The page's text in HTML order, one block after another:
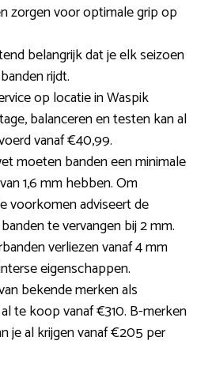
zorgen voor optimale grip op
belangrijk dat je elk seizoen
rijdt.
op locatie in Waspik
balanceren en testen kan al
vanaf €40,99.
moeten banden een minimale
1,6 mm hebben. Om
voorkomen adviseert de
te vervangen bij 2 mm.
verliezen vanaf 4 mm
eigenschappen.
bekende merken als
te koop vanaf €310. B-merken
je al krijgen vanaf €205 per